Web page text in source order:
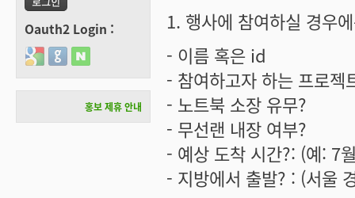
1. 행사에 참여하실 경우
- 이름 혹은 id
- 참여하고자 하는 프로
- 노트북 소장 유무?
- 무선랜 내장 여부?
- 예상 도착 시간?: (예: 7
- 지방에서 출발? : (서울
Oauth2 Login :
Login with Google
Login with GitHub
Login with Naver
홍보 제휴 안내